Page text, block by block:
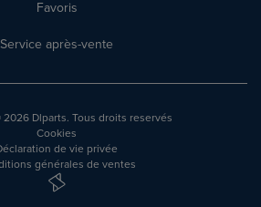
Favoris
Service après-vente
Dlparts. Tous droits reservés
Cookies
de vie privée
générales de ventes